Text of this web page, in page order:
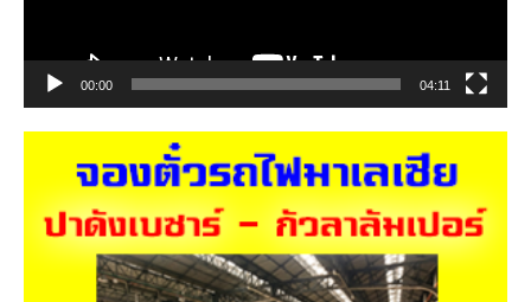
00:00 04:11